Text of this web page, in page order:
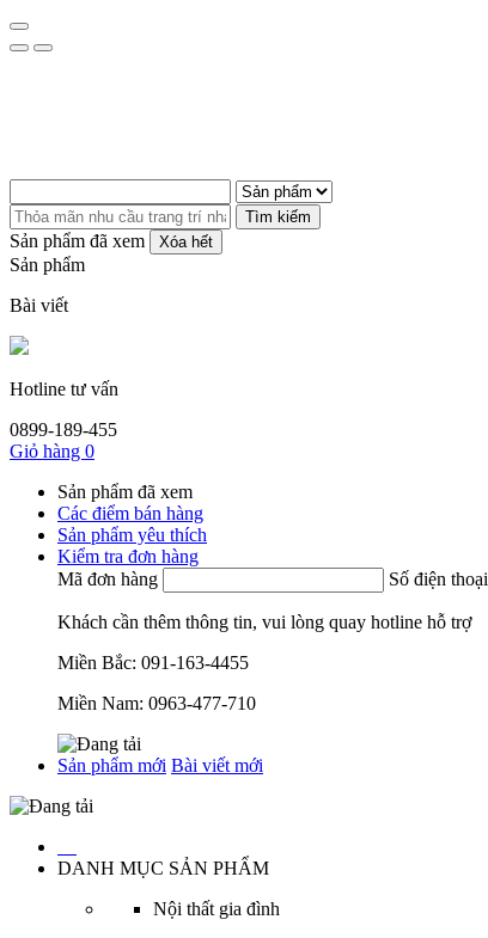
Tìm kiếm
Sản phẩm đã xem Xóa hết
Sản phẩm
Bài viết
Hotline tư vấn
0899-189-455
Giỏ hàng 0
Sản phẩm đã xem
Các điểm bán hàng
Sản phẩm yêu thích
Kiểm tra đơn hàng
Mã đơn hàng
Số điện thoại
Khách cần thêm thông tin, vui lòng quay hotline hỗ trợ
Miền Bắc: 091-163-4455
Miền Nam: 0963-477-710
Sản phẩm mới Bài viết mới
DANH MỤC SẢN PHẨM
Nội thất gia đình